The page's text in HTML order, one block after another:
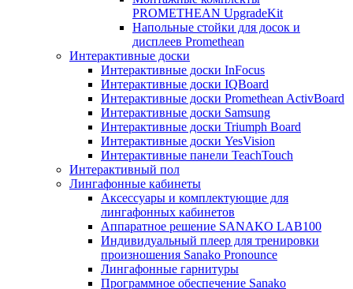
PROMETHEAN UpgradeKit
Напольные стойки для досок и
дисплеев Promethean
Интерактивные доски
Интерактивные доски InFocus
Интерактивные доски IQBoard
Интерактивные доски Promethean ActivBoard
Интерактивные доски Samsung
Интерактивные доски Triumph Board
Интерактивные доски YesVision
Интерактивные панели TeachTouch
Интерактивный пол
Лингафонные кабинеты
Аксессуары и комплектующие для
лингафонных кабинетов
Аппаратное решение SANAKO LAB100
Индивидуальный плеер для тренировки
произношения Sanako Pronounce
Лингафонные гарнитуры
Программное обеспечение Sanako